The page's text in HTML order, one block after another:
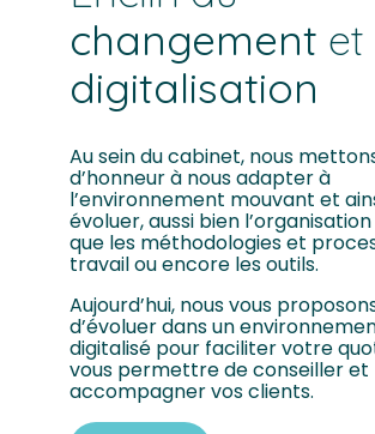
changement et
digitalisation
Au sein du cabinet, nous
d’honneur à nous adapter à
l’environnement mouvant et
évoluer, aussi bien
que les méthodologies et
travail ou encore les outils.
Aujourd’hui, nous vous
d’évoluer dans un
digitalisé pour faciliter votre
vous permettre de conseiller et
accompagner vos clients.